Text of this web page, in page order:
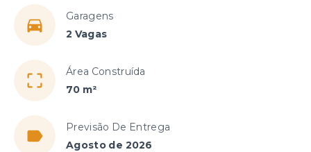
Garagens
2 Vagas
Área Construída
70 m²
Previsão De Entrega
Agosto de 2026